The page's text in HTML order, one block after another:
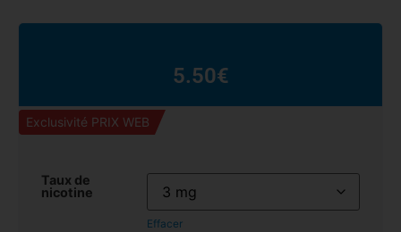
5.50€
Exclusivité PRIX WEB
Taux de
nicotine
Effacer